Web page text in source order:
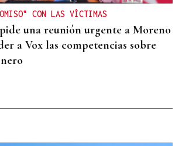
CON LAS VÍCTIMAS
una reunión urgente a Moreno
a Vox las competencias sobre